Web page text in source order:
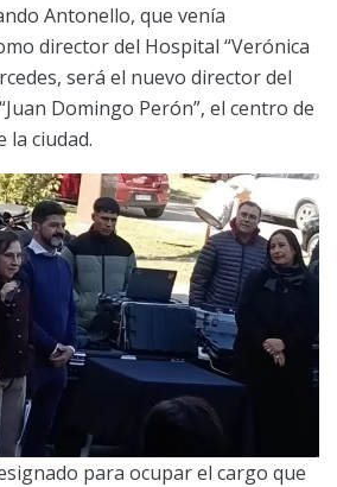
Antonello, que venía
director del Hospital “Verónica
será el nuevo director del
Domingo Perón”, el centro de
la ciudad.
para ocupar el cargo que